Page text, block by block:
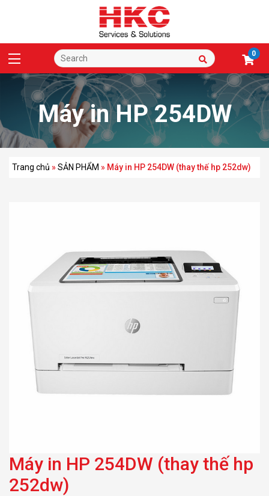
0
Máy in HP 254DW
(thay thế hp 252dw)
Trang chủ »SẢN PHẨM » Máy in HP 254DW (thay thế hp 252dw)
Máy in HP 254DW (thay thế hp
252dw)